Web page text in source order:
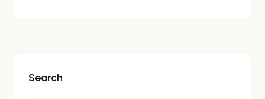
Search